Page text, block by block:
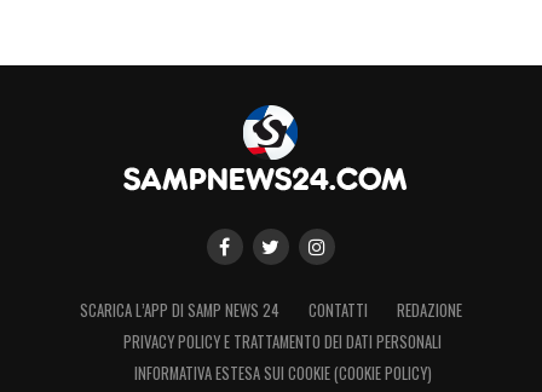
esami strumentali di Martinelli e Pierini e
SCARICA L’APP DI SAMP NEWS 24 CONTATTI
REDAZIONE
PRIVACY POLICY E TRATTAMENTO DEI DATI PERSONALI
INFORMATIVA ESTESA SUI COOKIE (COOKIE POLICY)